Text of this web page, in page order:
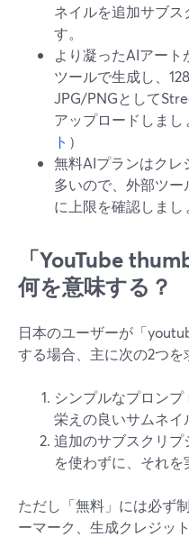
ネイルを追加サブス
す。
より凝ったAIアー
ツールで生成し、
JPG/PNGとして
アップロードしまし
ト ）
無料AIプランはクレ
多いので、外部ツ
に上限を確認しまし
「YouTube
何を意味する？
日本のユーザーが「
する場合、主に次の2つを
シンプルなプロン
栄えの良いサムネイ
追加のサブスクリプ
を使わずに、それを
ただし「無料」には必ず
ーマーク、生成クレジッ